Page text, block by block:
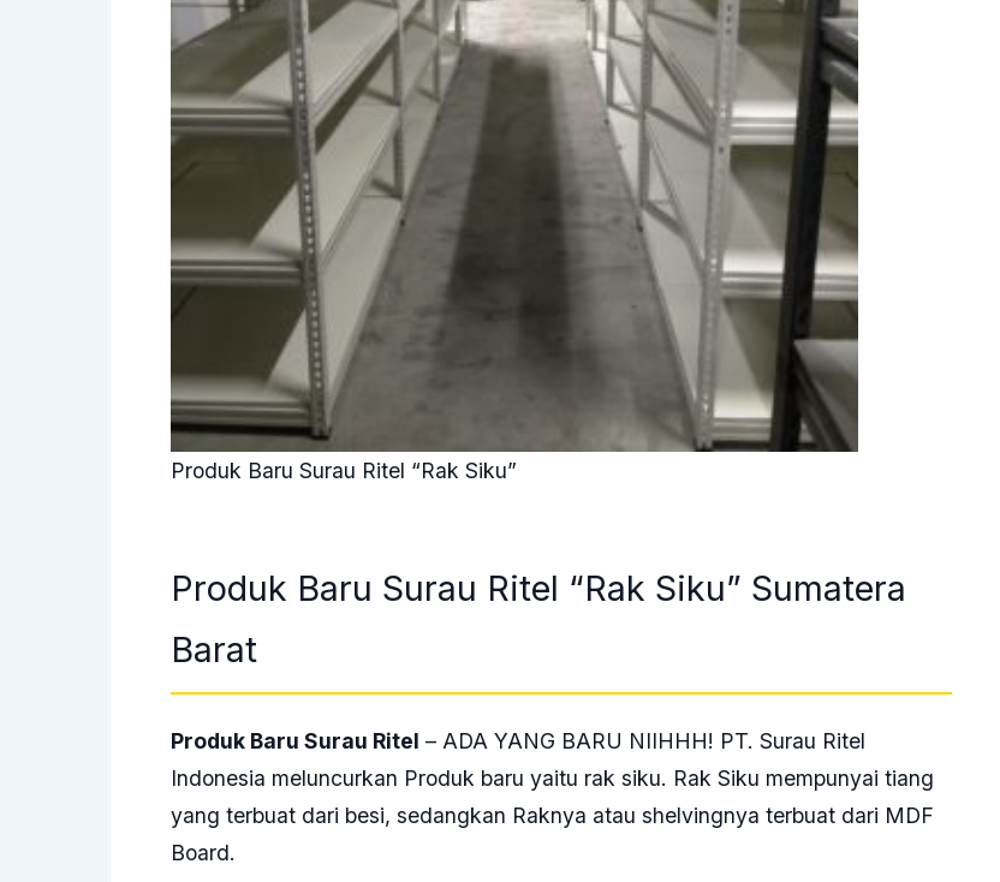
Produk Baru Surau Ritel “Rak Siku”
Produk Baru Surau Ritel “Rak Siku” Sumatera
Barat
Produk Baru Surau Ritel – ADA YANG BARU NIIHHH! PT. Surau Ritel
Indonesia meluncurkan Produk baru yaitu rak siku. Rak Siku mempunyai tiang
yang terbuat dari besi, sedangkan Raknya atau shelvingnya terbuat dari MDF
Board.